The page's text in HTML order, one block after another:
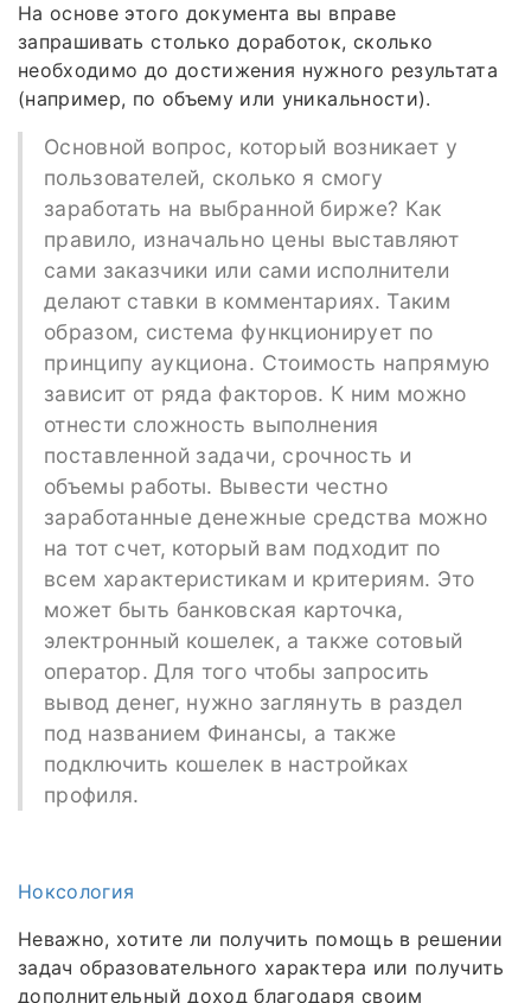
На основе этого документа вы вправе
запрашивать столько доработок, сколько
необходимо до достижения нужного результата
(например, по объему или уникальности).
Основной вопрос, который возникает у
пользователей, сколько я смогу
заработать на выбранной бирже? Как
правило, изначально цены выставляют
сами заказчики или сами исполнители
делают ставки в комментариях. Таким
образом, система функционирует по
принципу аукциона. Стоимость напрямую
зависит от ряда факторов. К ним можно
отнести сложность выполнения
поставленной задачи, срочность и
объемы работы. Вывести честно
заработанные денежные средства можно
на тот счет, который вам подходит по
всем характеристикам и критериям. Это
может быть банковская карточка,
электронный кошелек, а также сотовый
оператор. Для того чтобы запросить
вывод денег, нужно заглянуть в раздел
под названием Финансы, а также
подключить кошелек в настройках
профиля.
Ноксология
Неважно, хотите ли получить помощь в решении
задач образовательного характера или получить
дополнительный доход благодаря своим